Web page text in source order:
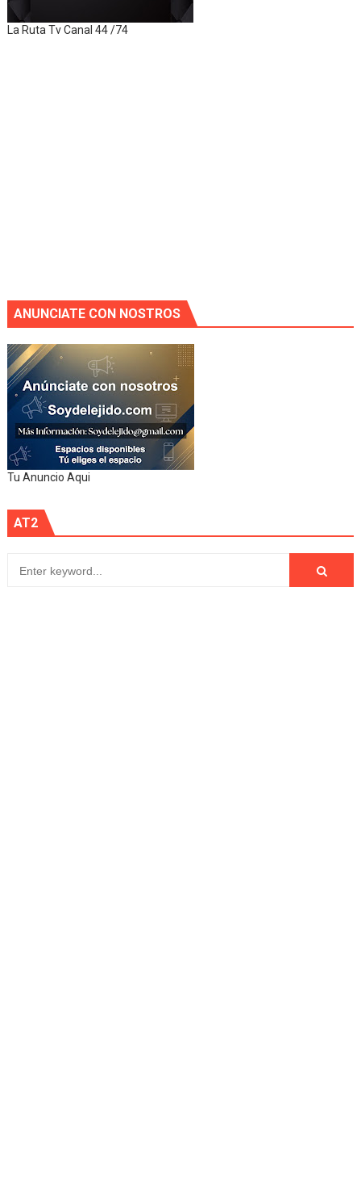
La Ruta Tv Canal 44 /74
ANUNCIATE CON NOSTROS
Tu Anuncio Aqui
AT2